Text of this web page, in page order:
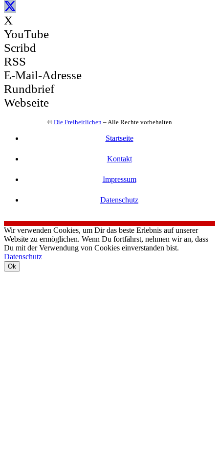
X
YouTube
Scribd
RSS
E-Mail-Adresse
Rundbrief
Webseite
© Die Freiheitlichen– Alle Rechte vorbehalten
Startseite
Kontakt
Impressum
Datenschutz
Wir verwenden Cookies, um Dir das beste Erlebnis auf unserer
Website zu ermöglichen. Wenn Du fortfährst, nehmen wir an, dass
Du mit der Verwendung von Cookies einverstanden bist.
Datenschutz
Ok